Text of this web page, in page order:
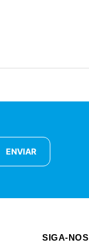
ENVIAR
SIGA-NOS